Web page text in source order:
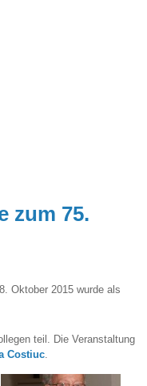
zum 75.
Oktober 2015 wurde als
teil. Die Veranstaltung
Costiuc